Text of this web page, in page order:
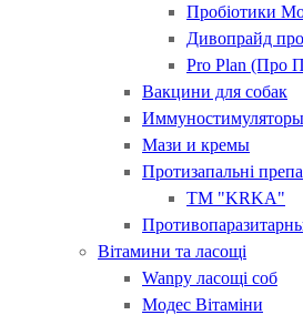
Пробіотики
Дивопрайд
Pro Plan (Про
Вакцини для собак
Иммуностимуляторы
Мази и кремы
Протизапальні
ТМ "KRKA"
Вітамини та ласощі
Wanpy ласощі соб
Модес Вітаміни